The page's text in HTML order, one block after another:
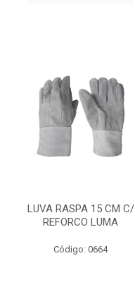
LUVA RASPA 15 CM C/
REFORCO LUMA
Código: 0664